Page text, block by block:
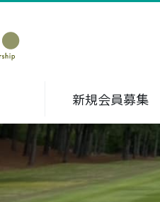
新規会員募集